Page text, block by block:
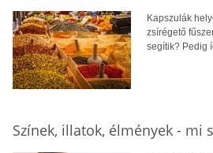
Kapszulák
zsírégető
segítik? Pedig
Színek, illatok, élmények - mi